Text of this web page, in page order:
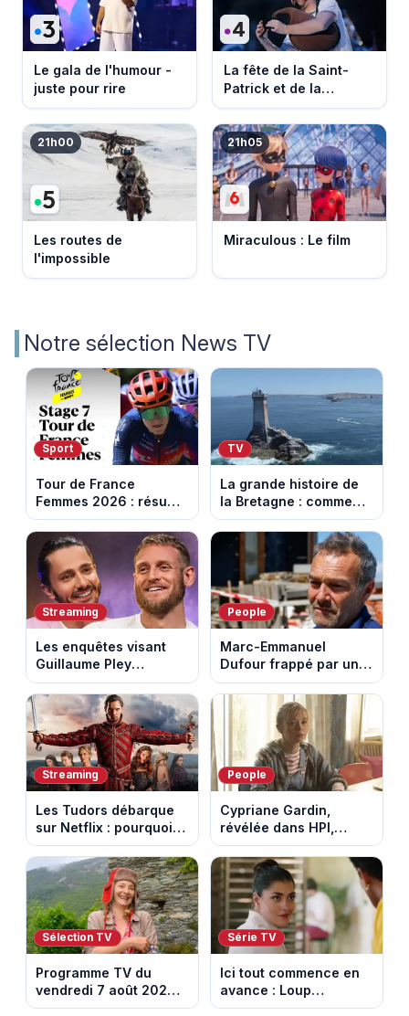
Le gala de l'humour -
juste pour rire
La fête de la Saint-
Patrick et de la
Bretagne
21h00
Les routes de
l'impossible
21h05
Miraculous : Le film
Notre sélection News TV
Sport
Tour de France
Femmes 2026 : résumé
vidéo de la 7e étape
avec l'ascension du
Mont Ventoux
TV
La grande histoire de
la Bretagne : comment
les Bretons ont
défendu leur culture
au fil des décennies
Streaming
Les enquêtes visant
Guillaume Pley
poussent Ragnar Le
Breton à quitter la
tournée Legend
People
Marc-Emmanuel
Dufour frappé par un
terrible incendie : son
chalet part en fumée
Streaming
Les Tudors débarque
sur Netflix : pourquoi la
série n’a rien perdu de
son pouvoir
People
Cypriane Gardin,
révélée dans HPI,
lance une cagnotte
après des difficultés
financières
Sélection TV
Programme TV du
vendredi 7 août 2026 :
notre sélection pour
Série TV
Ici tout commence en
avance : Loup
découvre la trahison